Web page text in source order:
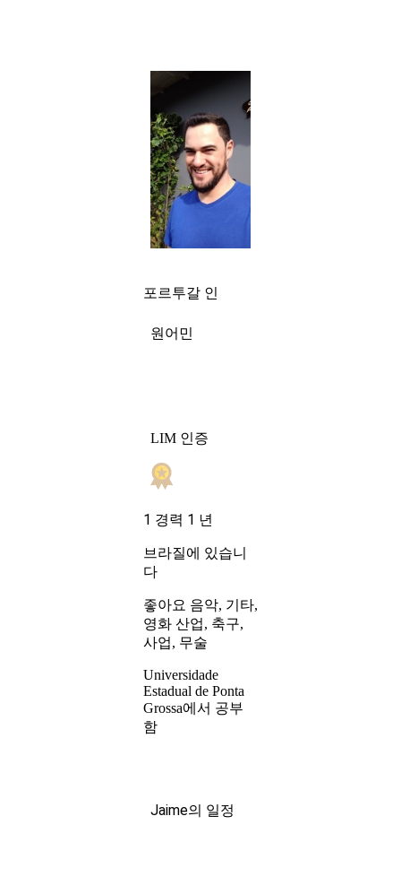
포르투갈 인
원어민
LIM 인증
1 경력 1 년
브라질에 있습니
다
좋아요 음악, 기타,
영화 산업, 축구,
사업, 무술
Universidade
Estadual de Ponta
Grossa에서 공부
함
Jaime의 일정